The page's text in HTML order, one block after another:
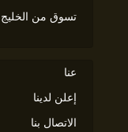
تسوق من الخليج
عنا
إعلن لدينا
الاتصال بنا